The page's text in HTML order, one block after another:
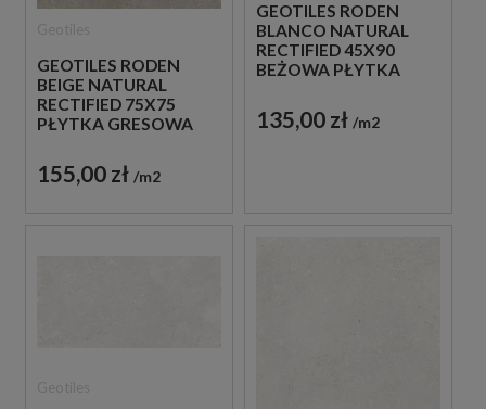
GEOTILES RODEN
BEIGE NATURAL
RECTIFIED 75X75
PŁYTKA GRESOWA
155,00 zł m2
GEOTILES RODEN
BLANCO NATURAL
RECTIFIED 45X90
BEŻOWA PŁYTKA
135,00 zł m2